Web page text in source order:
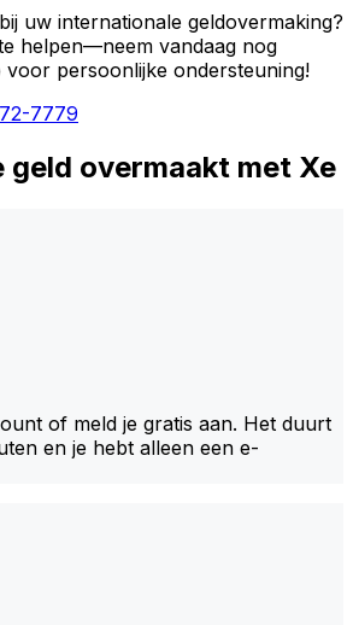
uw internationale geldovermaking?
helpen—neem vandaag nog
persoonlijke ondersteuning!
7779
geld overmaakt met Xe
of meld je gratis aan. Het duurt
en je hebt alleen een e-